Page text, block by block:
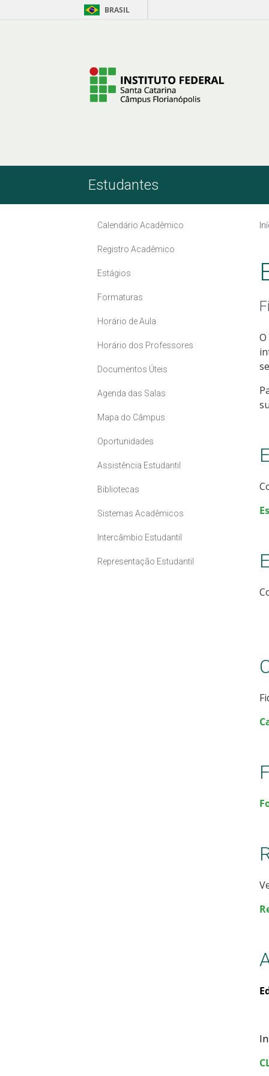
BRASIL
Estudantes
Calendário Acadêmico
Registro Acadêmico
Estágios
Formaturas
Horário de Aula
Horário dos Professores
Documentos Úteis
Agenda das Salas
Mapa do Câmpus
Oportunidades
Assistência Estudantil
Bibliotecas
Sistemas Acadêmicos
Intercâmbio Estudantil
Representação Estudantil